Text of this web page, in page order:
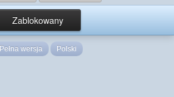
Zablokowany
Pełna wersja Polski